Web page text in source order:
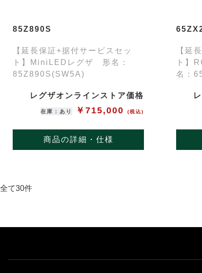
85Z890S
【延長保証+据付サービスセッ
ト】MiniLEDレグザ 形名：
85Z890S(SW5A)
レグザオンラインストア価格
在庫：あり ￥715,000(税込)
商品の詳細・仕様
【延
ト】
名：
全て30件